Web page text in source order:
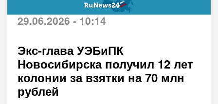
29.06.2026 - 10:14
Экс-глава УЭБиПК
Новосибирска получил 12 лет
колонии за взятки на 70 млн
рублей